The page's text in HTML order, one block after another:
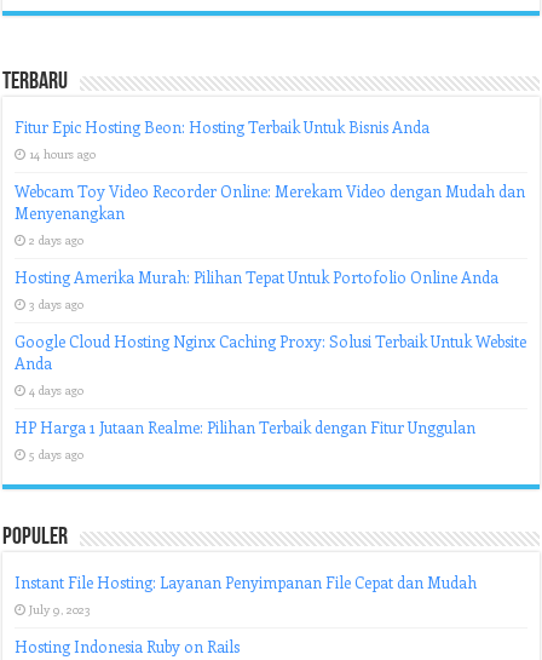
Terbaru
Fitur Epic Hosting Beon: Hosting Terbaik Untuk Bisnis Anda
14 hours ago
Webcam Toy Video Recorder Online: Merekam Video dengan Mudah dan
Menyenangkan
2 days ago
Hosting Amerika Murah: Pilihan Tepat Untuk Portofolio Online Anda
3 days ago
Google Cloud Hosting Nginx Caching Proxy: Solusi Terbaik Untuk Website
Anda
4 days ago
HP Harga 1 Jutaan Realme: Pilihan Terbaik dengan Fitur Unggulan
5 days ago
Populer
Instant File Hosting: Layanan Penyimpanan File Cepat dan Mudah
July 9, 2023
Hosting Indonesia Ruby on Rails